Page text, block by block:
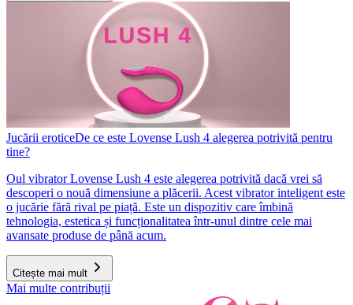
Jucării eroticeDe ce este Lovense Lush 4 alegerea potrivită pentru
tine?
Oul vibrator Lovense Lush 4 este alegerea potrivită dacă vrei să
descoperi o nouă dimensiune a plăcerii. Acest vibrator inteligent este
o jucărie fără rival pe piață. Este un dispozitiv care îmbină
tehnologia, estetica și funcționalitatea într-unul dintre cele mai
avansate produse de până acum.
Citește mai mult
Mai multe contribuții